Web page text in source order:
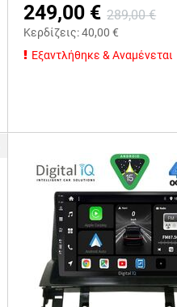
249,00 € 289,00 €
Κερδίζεις:40,00 €
Εξαντλήθηκε & Αναμένεται